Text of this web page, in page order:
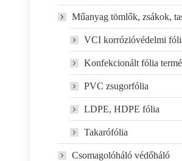
Műanyag tömlők, zsákok,
VCI korrózióvédelmi
Konfekcionált fólia
PVC zsugorfólia
LDPE, HDPE fólia
Takarófólia
Csomagolóháló védőháló